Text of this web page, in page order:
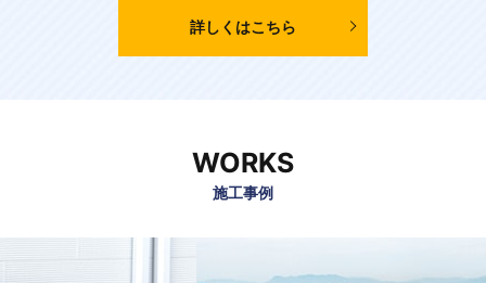
詳しくはこちら
WORKS
施工事例